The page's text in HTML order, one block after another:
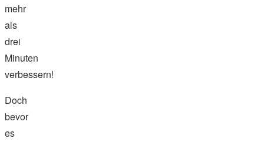
mehr
als
drei
Minuten
verbessern!
Doch
bevor
es